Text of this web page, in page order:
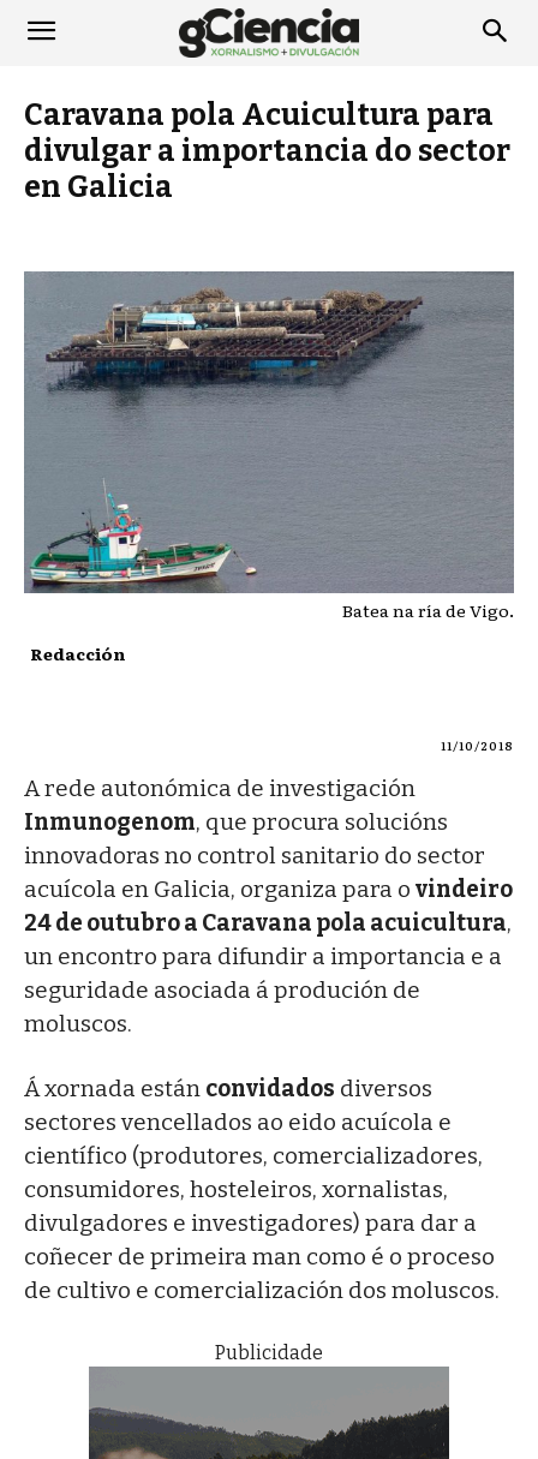
Caravana pola Acuicultura para
divulgar a importancia do sector
en Galicia
Batea na ría de Vigo.
Redacción
11/10/2018
A rede autonómica de investigación
Inmunogenom, que procura solucións
innovadoras no control sanitario do sector
acuícola en Galicia, organiza para o vindeiro
24 de outubro a Caravana pola acuicultura,
un encontro para difundir a importancia e a
seguridade asociada á produción de
moluscos.
Á xornada están convidados diversos
sectores vencellados ao eido acuícola e
científico (produtores, comercializadores,
consumidores, hosteleiros, xornalistas,
divulgadores e investigadores) para dar a
coñecer de primeira man como é o proceso
de cultivo e comercialización dos moluscos.
Publicidade